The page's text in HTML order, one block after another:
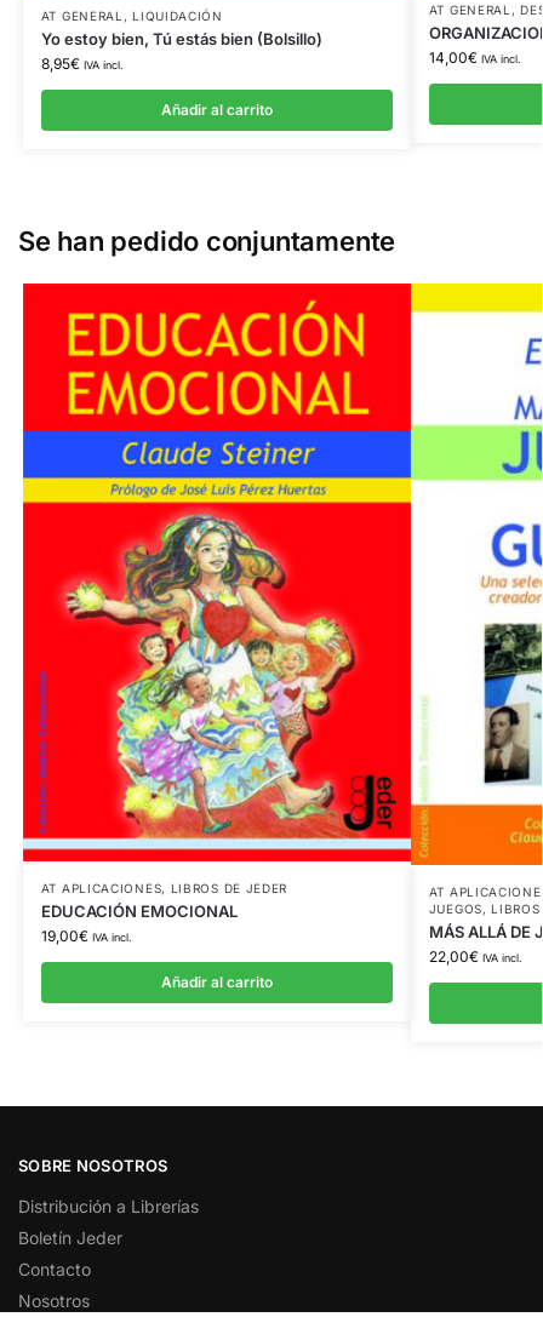
AT GENERAL ,LIQUIDACIÓN
Yo estoy bien, Tú estás bien (Bolsillo)
8,95€ IVA incl.
Añadir al carrito
AT GENERAL ,
14,00€ IVA incl.
Se han pedido conjuntamente
AT APLICACIONES, LIBROS DE JEDER
EDUCACIÓN EMOCIONAL
19,00€ IVA incl.
Añadir al carrito
AT
JUEGOS,LIBROS
MÁS ALLÁ DE
22,00€ IVA incl.
SOBRE NOSOTROS
Distribución a Librerías
Boletín Jeder
Contacto
Nosotros